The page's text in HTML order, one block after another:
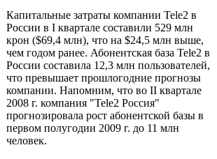
Капитальные затраты компании Tele2 в
России в I квартале составили 529 млн
крон ($69,4 млн), что на $24,5 млн выше,
чем годом ранее. Абонентская база Tele2 в
России составила 12,3 млн пользователей,
что превышает прошлогодние прогнозы
компании. Напомним, что во II квартале
2008 г. компания "Tele2 Россия"
прогнозировала рост абонентской базы в
первом полугодии 2009 г. до 11 млн
человек.